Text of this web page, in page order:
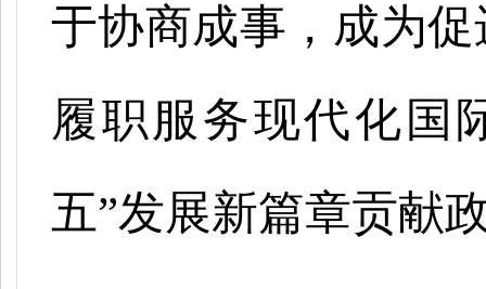
于协商成事，成为
履职服务现代化国
五”发展新篇章贡献